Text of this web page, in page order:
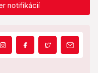
notifikácií